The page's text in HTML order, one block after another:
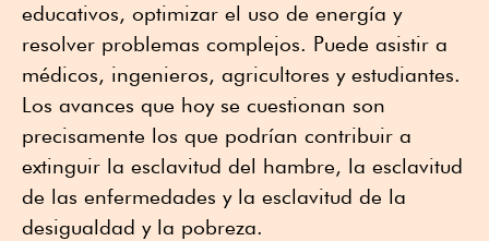
educativos, optimizar el uso de energía y
resolver problemas complejos. Puede asistir a
médicos, ingenieros, agricultores y estudiantes.
Los avances que hoy se cuestionan son
precisamente los que podrían contribuir a
extinguir la esclavitud del hambre, la esclavitud
de las enfermedades y la esclavitud de la
desigualdad y la pobreza.